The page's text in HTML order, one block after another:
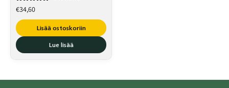
Normaalihinta
€34,60
Lisää ostoskoriin
Lue lisää